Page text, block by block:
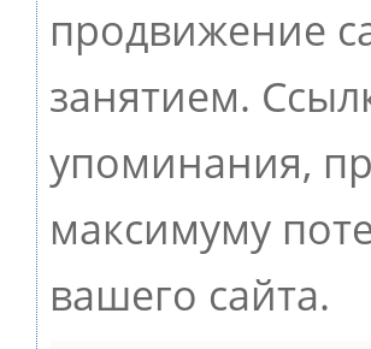
продвижение
занятием.
упоминания,
максимуму
вашего сайта.